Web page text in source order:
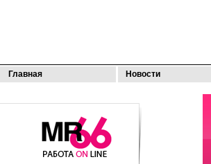
Главная Новости
МОЯ
РАБОТА